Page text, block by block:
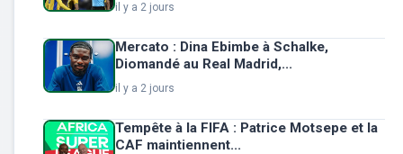
il y a 2 jours
Mercato : Dina Ebimbe à Schalke,
Diomandé au Real Madrid,...
il y a 2 jours
Tempête à la FIFA : Patrice Motsepe et la
CAF maintiennent...